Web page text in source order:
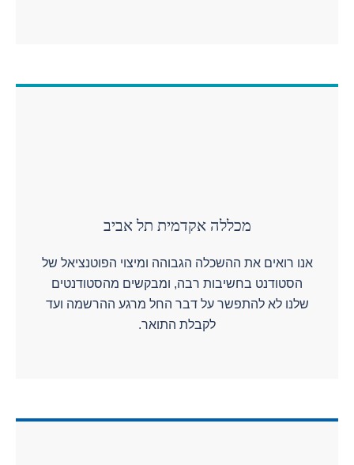
מכללה אקדמית תל אביב
אנו רואים את ההשכלה הגבוהה ומיצוי הפוטנציאל של
הסטודנט בחשיבות רבה, ומבקשים מהסטודנטים
שלנו לא להתפשר על דבר החל מרגע ההרשמה ועד
לקבלת התואר.